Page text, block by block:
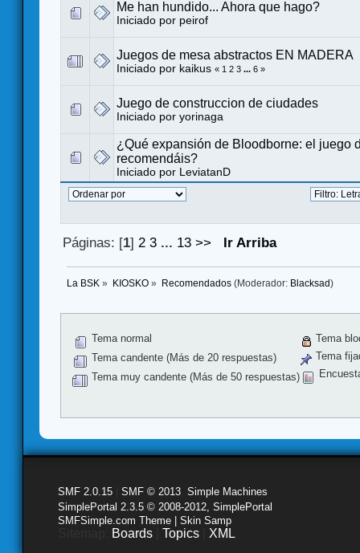
Me han hundido... Ahora que hago?
Iniciado por peirof
Juegos de mesa abstractos EN MADERA
Iniciado por kaikus « 1 2 3 ... 6 »
Juego de construccion de ciudades
Iniciado por yorinaga
¿Qué expansión de Bloodborne: el juego
recomendáis?
Iniciado por LeviatanD
Páginas: [1] 2 3 ... 13 >> Ir Arriba
La BSK » KIOSKO» Recomendados(Moderador: Blacksad )
Tema normal
Tema candente (Más de 20 respuestas)
Tema muy candente (Más de 50 respuestas)
Tema
Tema
SMF 2.0.15 SMF © 2013 Simple Machines
SimplePortal 2.3.5 © 2008-2012, SimplePortal
SMFSimple.com Theme | Skin Samp
Boards Topics XML